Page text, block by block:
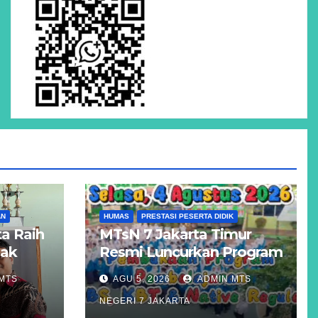
Raih
HUMAS PRESTASI PESERTA DIDIK
MTsN 7 Jakarta Timur
Resmi Luncurkan Program
Unggulan KBS, KBT, dan
Kelas Reguler Native
AGU 5, 2026 ADMIN MTS
NEGERI 7 JAKARTA